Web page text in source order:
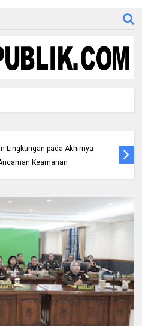
Lingkungan pada Akhirnya
Keamanan